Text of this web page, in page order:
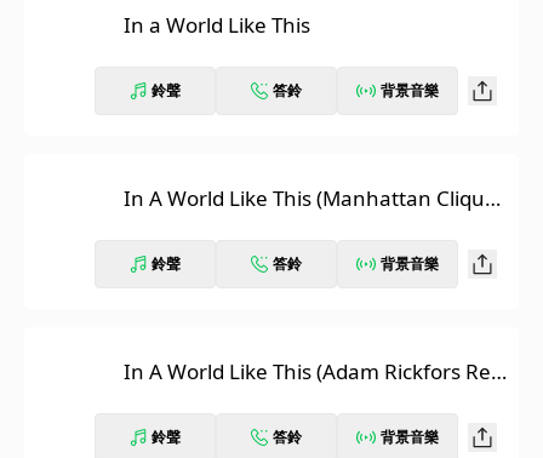
In a World Like This
鈴聲 答鈴 背景音樂
In A World Like This (Manhattan Clique
鈴聲 答鈴 背景音樂
In A World Like This (Adam Rickfors Re
鈴聲 答鈴 背景音樂